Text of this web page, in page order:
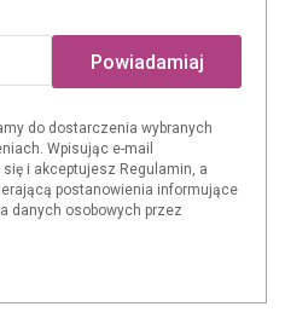
Powiadamiaj
do dostarczenia wybranych
Wpisując e-mail
i akceptujesz Regulamin, a
postanowienia informujące
danych osobowych przez